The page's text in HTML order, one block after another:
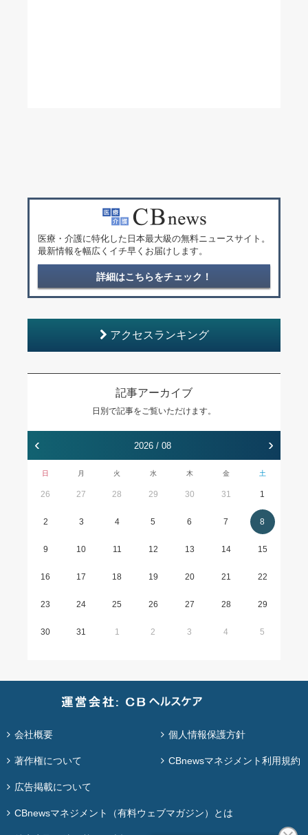
医療・介護に特化した日本最大級の無料ニュースサイト。
最新情報を幅広くイチ早くお届けします。
詳細はこちらをチェック！
アクセスランキング
記事アーカイブ
日別で記事をご覧いただけます。
‹ 2026 / 08 ›
日 月 火 水 木 金 土
26 27 28 29 30 31 1
2 3 4 5 6 7 8
9 10 11 12 13 14 15
16 17 18 19 20 21 22
23 24 25 26 27 28 29
30 31 1 2 3 4 5
会社概要 個人情報保護方針
著作権について CBnewsマネジメント利用規約
広告掲載について
CBnewsマネジメント（有料ウェブマガジン）とは